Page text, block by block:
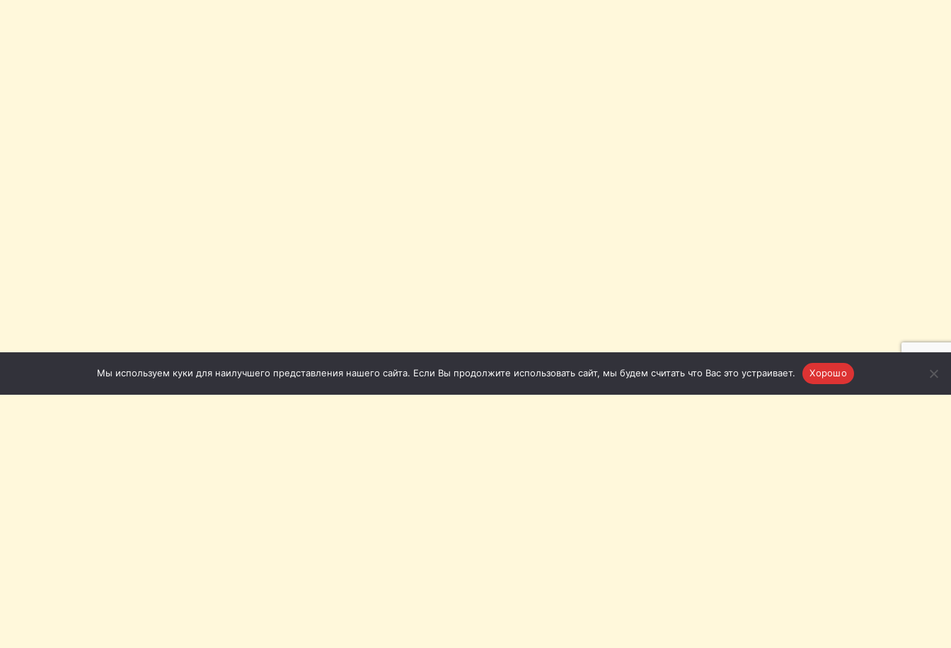
Мы используем куки для наилучшего представления нашего сайта. Если Вы продолжите использовать сайт, мы будем считать что Вас это устраивает. Хорошо